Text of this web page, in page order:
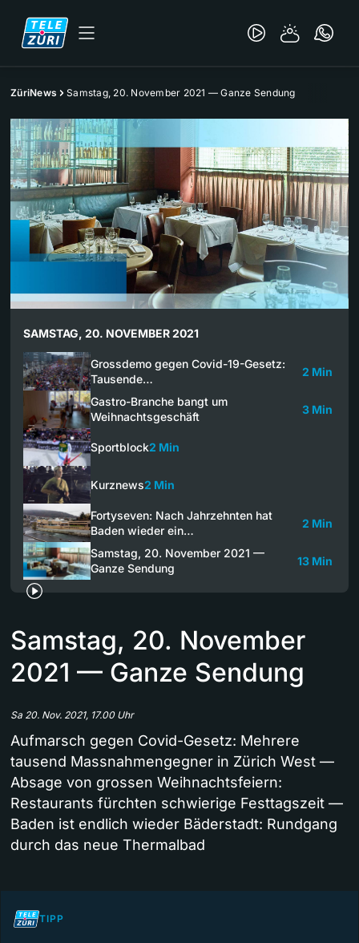
ZüriNews Samstag, 20. November 2021 — Ganze Sendung
SAMSTAG, 20. NOVEMBER 2021
Grossdemo gegen Covid-19-Gesetz:
Tausende…
2 Min
Gastro-Branche bangt um
Weihnachtsgeschäft
3 Min
Sportblock2 Min
Kurznews2 Min
Fortyseven: Nach Jahrzehnten hat
Baden wieder ein…
2 Min
Samstag, 20. November 2021 —
Ganze Sendung
13 Min
Samstag, 20. November
2021 — Ganze Sendung
Sa 20. Nov. 2021, 17.00 Uhr
Aufmarsch gegen Covid-Gesetz: Mehrere
tausend Massnahmengegner in Zürich West —
Absage von grossen Weihnachtsfeiern:
Restaurants fürchten schwierige Festtagszeit —
Baden ist endlich wieder Bäderstadt: Rundgang
durch das neue Thermalbad
TIPP